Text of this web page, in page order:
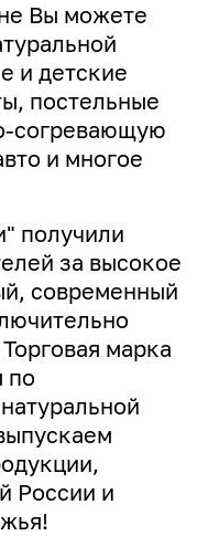
Вы можете
и детские
постельные
согревающую
и многое
получили
за высокое
современный
марка
по
России и